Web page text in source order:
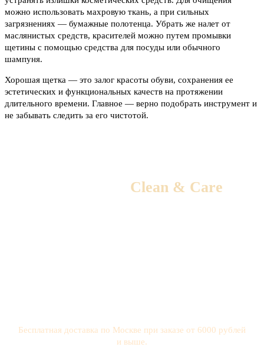
можно использовать махровую ткань, а при сильных
загрязнениях — бумажные полотенца. Убрать же налет от
маслянистых средств, красителей можно путем промывки
щетины с помощью средства для посуды или обычного
шампуня.
Хорошая щетка — это залог красоты обуви, сохранения ее
эстетических и функциональных качеств на протяжении
длительного времени. Главное — верно подобрать инструмент и
не забывать следить за его чистотой.
Clean & Care
Бесплатная доставка по Москве при заказе от 6000 рублей
и выше.